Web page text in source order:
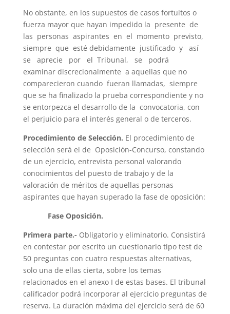
No obstante, en los supuestos de casos fortuitos o
fuerza mayor que hayan impedido la presente de
las personas aspirantes en el momento previsto,
siempre que esté debidamente justificado y así
se aprecie por el Tribunal, se podrá
examinar discrecionalmente a aquellas que no
comparecieron cuando fueran llamadas, siempre
que se ha finalizado la prueba correspondiente y no
se entorpezca el desarrollo de la convocatoria, con
el perjuicio para el interés general o de terceros.
Procedimiento de Selección. El procedimiento de
selección será el de Oposición-Concurso, constando
de un ejercicio, entrevista personal valorando
conocimientos del puesto de trabajo y de la
valoración de méritos de aquellas personas
aspirantes que hayan superado la fase de oposición:
Fase Oposición.
Primera parte.- Obligatorio y eliminatorio. Consistirá
en contestar por escrito un cuestionario tipo test de
50 preguntas con cuatro respuestas alternativas,
solo una de ellas cierta, sobre los temas
relacionados en el anexo I de estas bases. El tribunal
calificador podrá incorporar al ejercicio preguntas de
reserva. La duración máxima del ejercicio será de 60